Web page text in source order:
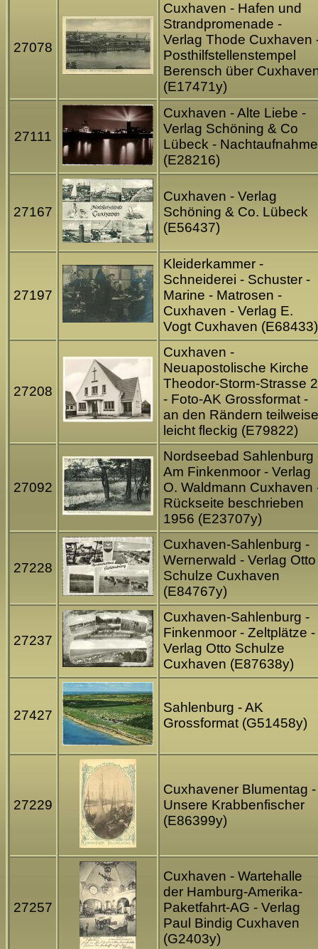
27078
Cuxhaven - Hafen und
Strandpromenade -
Verlag Thode Cuxhaven
Posthilfstellenstempel
Berensch über
(E17471y)
27111
Cuxhaven - Alte Liebe -
Verlag Schöning & Co
Lübeck - Nachtaufnahme
(E28216)
27167
Cuxhaven - Verlag
Schöning & Co. Lübeck
(E56437)
27197
Kleiderkammer -
Schneiderei - Schuster -
Marine - Matrosen -
Cuxhaven - Verlag E.
Vogt Cuxhaven (E68433)
27208
Cuxhaven -
Neuapostolische Kirche
Theodor-Storm-Strasse 2
- Foto-AK Grossformat -
an den Rändern teilweise
leicht fleckig (E79822)
27092
Nordseebad Sahlenburg
Am Finkenmoor - Verlag
O. Waldmann Cuxhaven
Rückseite beschrieben
1956 (E23707y)
27228
Cuxhaven-Sahlenburg -
Wernerwald - Verlag Otto
Schulze Cuxhaven
(E84767y)
27237
Cuxhaven-Sahlenburg -
Finkenmoor - Zeltplätze -
Verlag Otto Schulze
Cuxhaven (E87638y)
27427
Sahlenburg - AK
Grossformat (G51458y)
27229
Cuxhavener Blumentag -
Unsere Krabbenfischer
(E86399y)
27257
Cuxhaven - Wartehalle
der Hamburg-Amerika-
Paketfahrt-AG - Verlag
Paul Bindig Cuxhaven
(G2403y)